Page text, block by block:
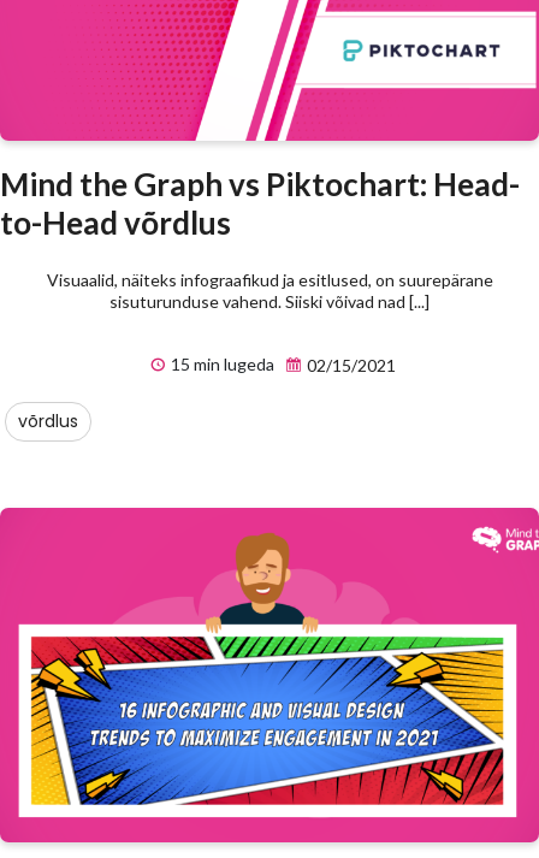
Mind the Graph vs Piktochart: Head-
to-Head võrdlus
Visuaalid, näiteks infograafikud ja esitlused, on suurepärane
sisuturunduse vahend. Siiski võivad nad [...]
15 min lugeda 02/15/2021
võrdlus